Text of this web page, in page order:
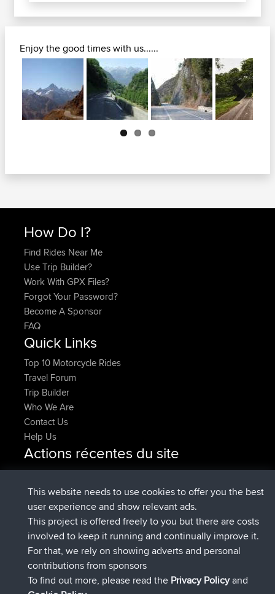
Enjoy the good times with us......
Next
How Do I?
Find Rides Near Me
Use Trip Builder?
Work With GPX Files?
Forgot Your Password?
Become A Sponsor
FAQ
Quick Links
Top 10 Motorcycle Rides
Travel Forum
Trip Builder
Who We Are
Contact Us
Help Us
Actions récentes du site
HippoFingeradded tripHenleyMaintenant
HippoFingersignéBBR14 min auparavant
MindtheEagleadded tripIreland4 hrs, 43 min
auparavant
Erikkreuk a ajouté itinéraire surApp Mobile Rondje
IJsselmaar5 hrs, 51 min auparavant
qusemkdsignéBBR 8 hrs, 3 min auparavant
PittigePeetje signé BBR18 hrs, 24 min auparavant
This website needs to use cookies to offer you the best
user experience and show relevant ads.
This project is offered freely to you but there are costs
involved to keep it running and continually improve it.
For that, we rely on showing adverts and personal
contributions from sponsors
To find out more, please read the Privacy Policyand